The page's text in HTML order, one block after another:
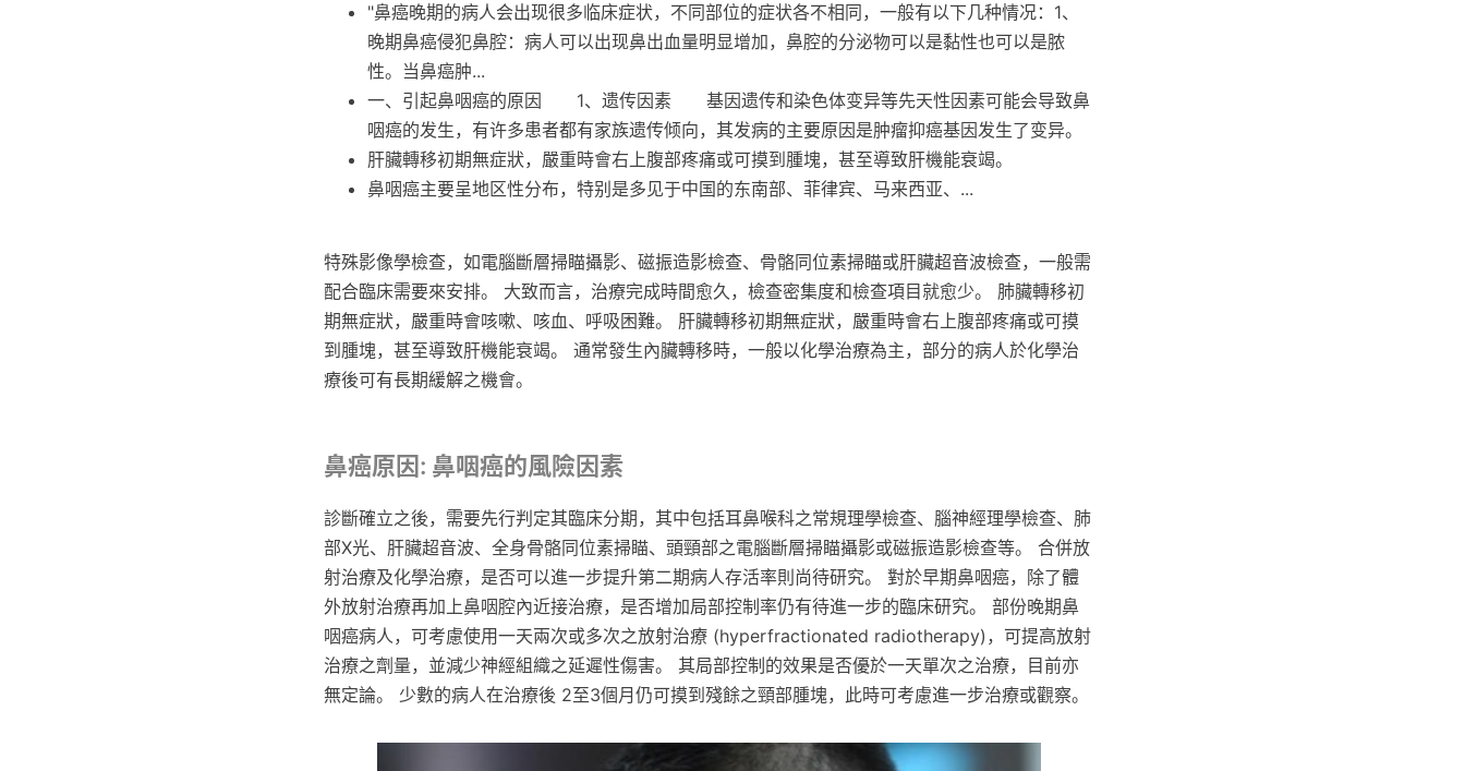
"鼻癌晚期的病人会出现很多临床症状，不同部位的症状各不相同，一般有以下几种情况：1、
晚期鼻癌侵犯鼻腔：病人可以出现鼻出血量明显增加，鼻腔的分泌物可以是黏性也可以是脓
性。当鼻癌肿...
一、引起鼻咽癌的原因 1、遗传因素 基因遗传和染色体变异等先天性因素可能会导致鼻
咽癌的发生，有许多患者都有家族遗传倾向，其发病的主要原因是肿瘤抑癌基因发生了变异。
肝臟轉移初期無症狀，嚴重時會右上腹部疼痛或可摸到腫塊，甚至導致肝機能衰竭。
鼻咽癌主要呈地区性分布，特别是多见于中国的东南部、菲律宾、马来西亚、...
特殊影像學檢查，如電腦斷層掃瞄攝影、磁振造影檢查、骨骼同位素掃瞄或肝臟超音波檢查，一般需
配合臨床需要來安排。 大致而言，治療完成時間愈久，檢查密集度和檢查項目就愈少。 肺臟轉移初
期無症狀，嚴重時會咳嗽、咳血、呼吸困難。 肝臟轉移初期無症狀，嚴重時會右上腹部疼痛或可摸
到腫塊，甚至導致肝機能衰竭。 通常發生內臟轉移時，一般以化學治療為主，部分的病人於化學治
療後可有長期緩解之機會。
鼻癌原因: 鼻咽癌的風險因素
診斷確立之後，需要先行判定其臨床分期，其中包括耳鼻喉科之常規理學檢查、腦神經理學檢查、肺
部X光、肝臟超音波、全身骨骼同位素掃瞄、頭頸部之電腦斷層掃瞄攝影或磁振造影檢查等。 合併放
射治療及化學治療，是否可以進一步提升第二期病人存活率則尚待研究。 對於早期鼻咽癌，除了體
外放射治療再加上鼻咽腔內近接治療，是否增加局部控制率仍有待進一步的臨床研究。 部份晚期鼻
咽癌病人，可考慮使用一天兩次或多次之放射治療 (hyperfractionated radiotherapy)，可提高放射
治療之劑量，並減少神經組織之延遲性傷害。 其局部控制的效果是否優於一天單次之治療，目前亦
無定論。 少數的病人在治療後 2至3個月仍可摸到殘餘之頸部腫塊，此時可考慮進一步治療或觀察。